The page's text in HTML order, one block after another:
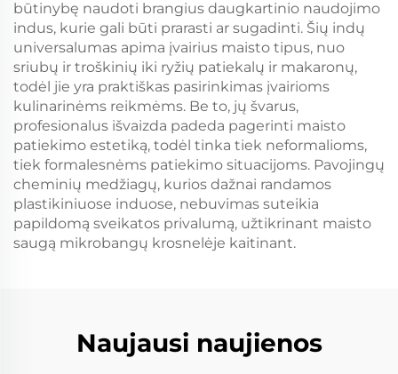
būtinybę naudoti brangius daugkartinio naudojimo
indus, kurie gali būti prarasti ar sugadinti. Šių indų
universalumas apima įvairius maisto tipus, nuo
sriubų ir troškinių iki ryžių patiekalų ir makaronų,
todėl jie yra praktiškas pasirinkimas įvairioms
kulinarinėms reikmėms. Be to, jų švarus,
profesionalus išvaizda padeda pagerinti maisto
patiekimo estetiką, todėl tinka tiek neformalioms,
tiek formalesnėms patiekimo situacijoms. Pavojingų
cheminių medžiagų, kurios dažnai randamos
plastikiniuose induose, nebuvimas suteikia
papildomą sveikatos privalumą, užtikrinant maisto
saugą mikrobangų krosnelėje kaitinant.
Naujausi naujienos